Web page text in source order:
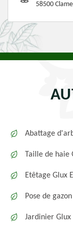
58500
Abattage
Taille de haie
Etêtage Glux
Pose de
Jardinier Glux